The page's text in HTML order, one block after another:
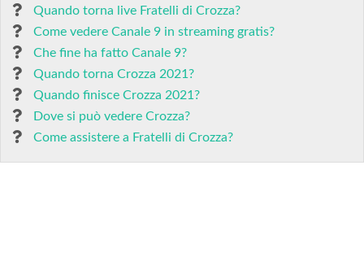
Quando torna live Fratelli di Crozza?
Come vedere Canale 9 in streaming gratis?
Che fine ha fatto Canale 9?
Quando torna Crozza 2021?
Quando finisce Crozza 2021?
Dove si può vedere Crozza?
Come assistere a Fratelli di Crozza?